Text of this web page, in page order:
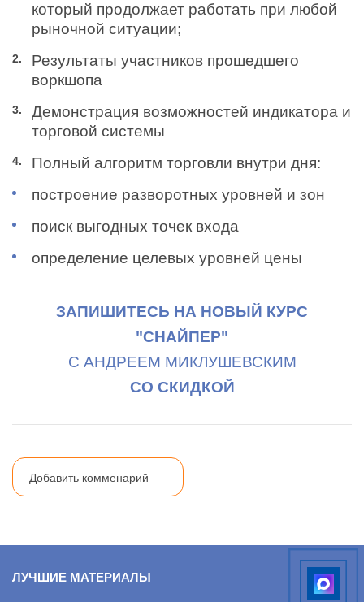
который продолжает работать при любой
рыночной ситуации;
Результаты участников прошедшего
воркшопа
Демонстрация возможностей индикатора и
торговой системы
Полный алгоритм торговли внутри дня:
построение разворотных уровней и зон
поиск выгодных точек входа
определение целевых уровней цены
ЗАПИШИТЕСЬ НА НОВЫЙ КУРС
"СНАЙПЕР"
С АНДРЕЕМ МИКЛУШЕВСКИМ
СО СКИДКОЙ
Добавить комменарий
ЛУЧШИЕ МАТЕРИАЛЫ